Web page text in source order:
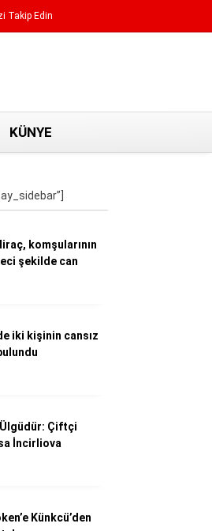
Aydın nöbetçi eczaneler
Aydın Sinema salonları
Künye
Nöbetçi Eczaneler
Takip Edin
KÜNYE
komşularının
şekilde can
iki kişinin cansız
Ülgüdür: Çiftçi
İncirliova
Künkcü’den